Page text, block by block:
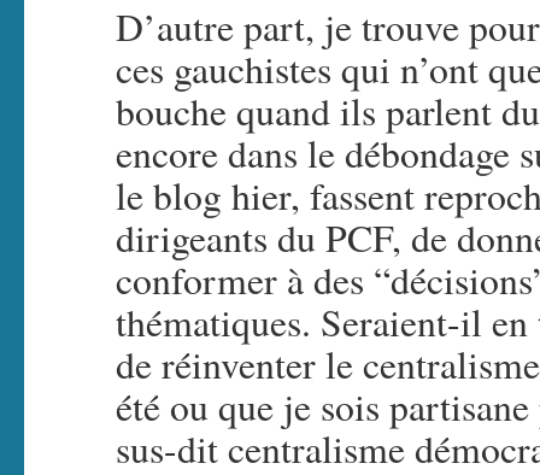
D’autre part, je trouve
ces gauchistes qui n’ont
bouche quand ils parlent
encore dans le débondage
le blog hier, fassent
dirigeants du PCF, de
conformer à des
thématiques. Seraient-il
de réinventer le
été ou que je sois
sus-dit centralisme